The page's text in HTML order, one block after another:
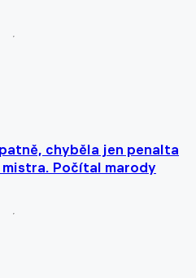
chyběla jen penalta
Počítal marody